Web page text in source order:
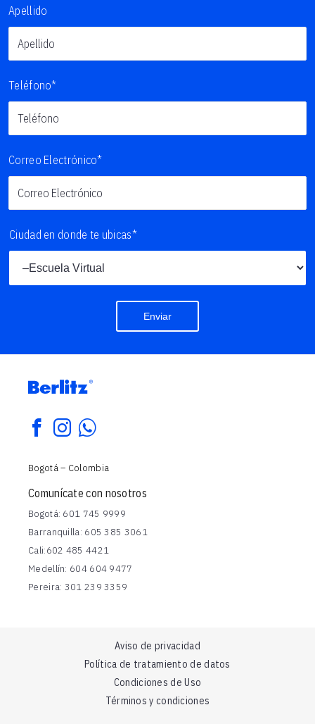
Apellido
Teléfono*
Correo Electrónico*
Ciudad en donde te ubicas*
Enviar
1 7 6
Bogotá – Colombia
Comunícate con nosotros
Bogotá: 601 745 9999
Barranquilla: 605 385 3061
Cali:602 485 4421
Medellín: 604 604 9477
Pereira: 301 239 3359
Aviso de privacidad
Política de tratamiento de datos
Condiciones de Uso
Términos y condiciones